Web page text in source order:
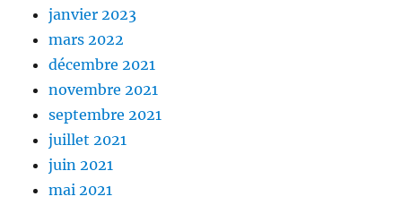
janvier 2023
mars 2022
décembre 2021
novembre 2021
septembre 2021
juillet 2021
juin 2021
mai 2021